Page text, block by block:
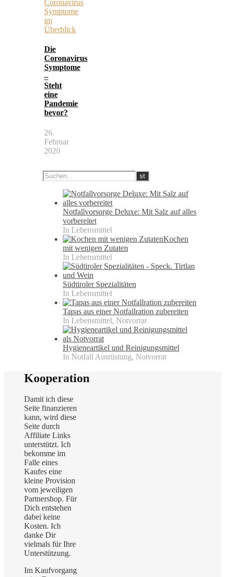
Die
Coronavirus
Symptome
–
Steht
eine
Pandemie
bevor?
26.
Februar
2020
Notfallvorsorge Deluxe: Mit Salz auf alles
vorbereitet
In Lebensmittel
Kochen
mit wenigen Zutaten
In Lebensmittel
Südtiroler Spezialitäten
In Lebensmittel
Tapas aus einer Notfallration zubereiten
In Lebensmittel, Notvorrat
Hygieneartikel und Reinigungsmittel
In Notfall Ausrüstung, Notvorrat
Kooperation
Damit ich diese
Seite finanzieren
kann, wird diese
Seite durch
Affiliate Links
unterstützt. Ich
bekomme im
Falle eines
Kaufes eine
kleine Provision
vom jeweiligen
Partnershop. Für
Dich entstehen
dabei keine
Kosten. Ich
danke Dir
vielmals für Ihre
Unterstützung.
Im Kaufvorgang